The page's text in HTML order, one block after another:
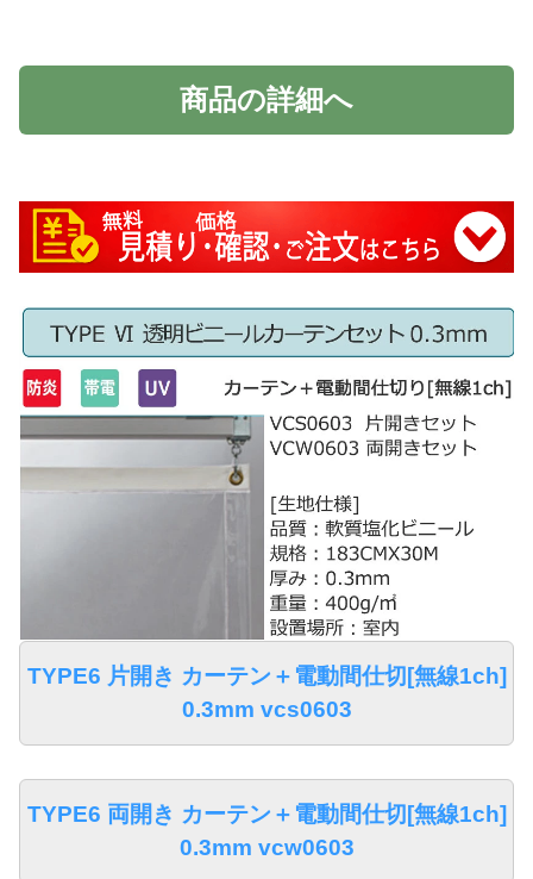
商品の詳細へ
TYPE6 片開き カーテン＋電動間仕切[無線1ch]
0.3mm vcs0603
TYPE6 両開き カーテン＋電動間仕切[無線1ch]
0.3mm vcw0603